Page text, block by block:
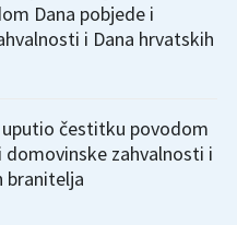
Dana pobjede i
i Dana hrvatskih
uputio čestitku povodom
domovinske zahvalnosti i
branitelja